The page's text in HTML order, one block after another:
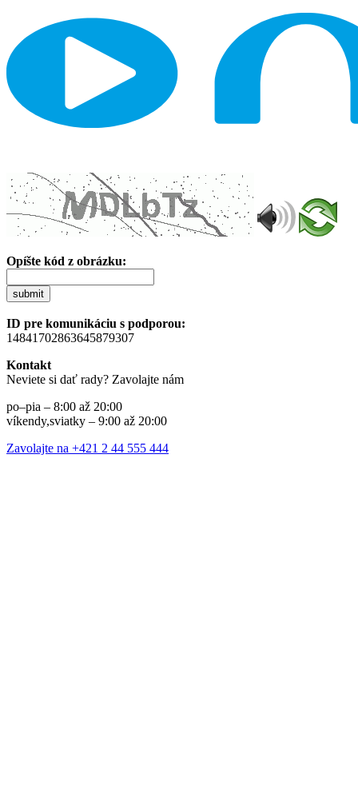
Opíšte kód z obrázku:
submit
ID pre komunikáciu s podporou:
14841702863645879307
Kontakt
Neviete si dať rady? Zavolajte nám
po–pia – 8:00 až 20:00
víkendy,sviatky – 9:00 až 20:00
Zavolajte na +421 2 44 555 444